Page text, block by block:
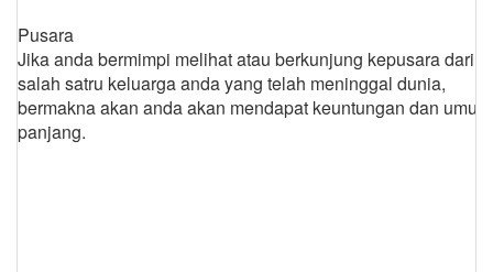
Pusara
Jika anda bermimpi melihat atau berkunjung kepusara dari
salah satru keluarga anda yang telah meninggal dunia,
bermakna akan anda akan mendapat keuntungan dan umur
panjang.